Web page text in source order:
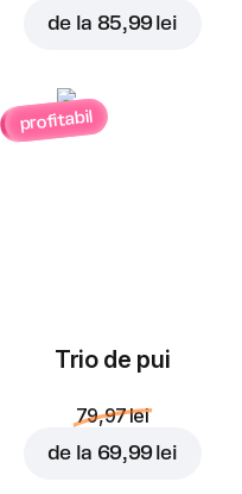
de la 85,99 lei
profitabil
Trio de pui
79,97 lei
de la 69,99 lei